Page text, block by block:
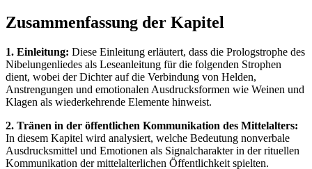
Zusammenfassung der Kapitel
1. Einleitung: Diese Einleitung erläutert, dass die Prologstrophe des
Nibelungenliedes als Leseanleitung für die folgenden Strophen
dient, wobei der Dichter auf die Verbindung von Helden,
Anstrengungen und emotionalen Ausdrucksformen wie Weinen und
Klagen als wiederkehrende Elemente hinweist.
2. Tränen in der öffentlichen Kommunikation des Mittelalters:
In diesem Kapitel wird analysiert, welche Bedeutung nonverbale
Ausdrucksmittel und Emotionen als Signalcharakter in der rituellen
Kommunikation der mittelalterlichen Öffentlichkeit spielten.